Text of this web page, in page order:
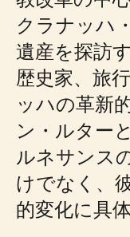
クラナッハ
遺産を探訪
歴史家、旅
ッハの革新
ン・ルター
ルネサンス
けでなく、
的変化に具